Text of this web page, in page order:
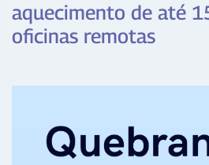
aquecimento de até
oficinas remotas